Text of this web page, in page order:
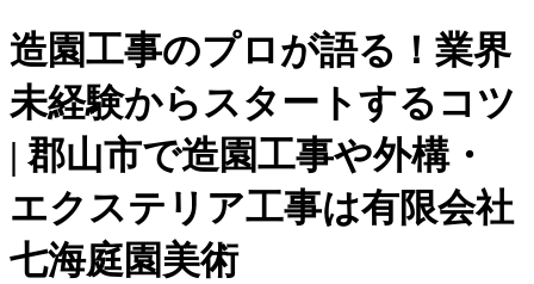
造園工事のプロが語る！業界
未経験からスタートするコツ
| 郡山市で造園工事や外構・
エクステリア工事は有限会社
七海庭園美術